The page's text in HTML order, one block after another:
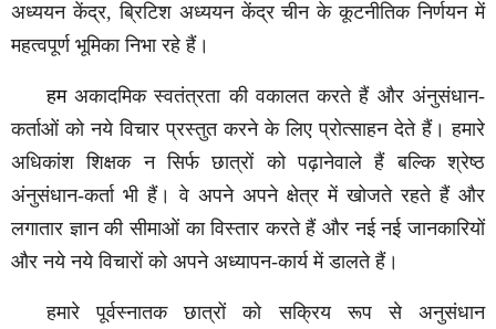
अध्ययन केंद्र, ब्रिटिश अध्ययन केंद्र चीन के कूटनीतिक निर्णयन में
महत्वपूर्ण भूमिका निभा रहे हैं।
हमअकादमिक स्वतंत्रता की वकालत करते हैं और अंनुसंधान-
कर्ताओं को नये विचार प्रस्तुत करने के लिए प्रोत्साहन देते हैं। हमारे
अधिकांश शिक्षक न सिर्फ छात्रों को पढ़ानेवाले हैं बल्कि श्रेष्ठ
अंनुसंधान-कर्ता भी हैं। वे अपने अपने क्षेत्र में खोजते रहते हैं और
लगातार ज्ञान की सीमाओं का विस्तार करते हैं और नई नई जानकारियों
और नये नये विचारों को अपने अध्यापन-कार्य में डालते हैं।
हमारे पूर्वस्नातक छात्रों को सक्रिय रूप से अनुसंधान